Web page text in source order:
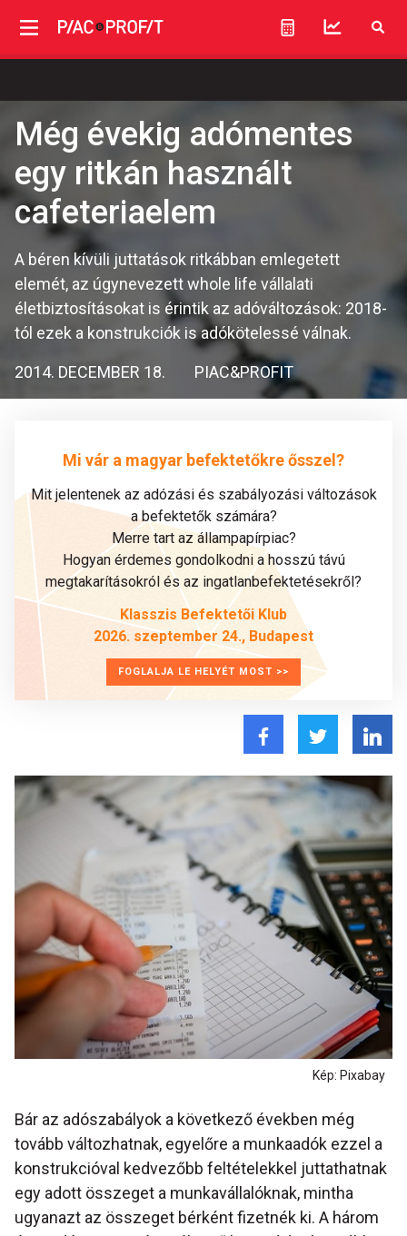
Még évekig adómentes
egy ritkán használt
cafeteriaelem
A béren kívüli juttatások ritkábban emlegetett
elemét, az úgynevezett whole life vállalati
életbiztosításokat is érintik az adóváltozások: 2018-
tól ezek a konstrukciók is adókötelessé válnak.
2014. DECEMBER 18. PIAC&PROFIT
Mi vár a magyar befektetőkre ősszel?
Mit jelentenek az adózási és szabályozási változások
a befektetők számára?
Merre tart az állampapírpiac?
Hogyan érdemes gondolkodni a hosszú távú
megtakarításokról és az ingatlanbefektetésekről?
Klasszis Befektetői Klub
2026. szeptember 24., Budapest
FOGLALJA LE HELYÉT MOST >>
Kép: Pixabay
Bár az adószabályok a következő években még
tovább változhatnak, egyelőre a munkaadók ezzel a
konstrukcióval kedvezőbb feltételekkel juttathatnak
egy adott összeget a munkavállalóknak, mintha
ugyanazt az összeget bérként fizetnék ki. A három